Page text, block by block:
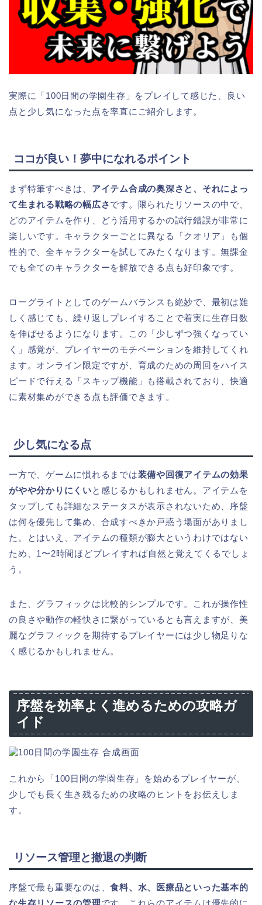
実際に「100日間の学園生存」をプレイして感じた、良い
点と少し気になった点を率直にご紹介します。
ココが良い！夢中になれるポイント
まず特筆すべきは、 アイテム合成の奥深さと、それによっ
て生まれる戦略の幅広さです。限られたリソースの中で、
どのアイテムを作り、どう活用するかの試行錯誤が非常に
楽しいです。キャラクターごとに異なる「クオリア」も個
性的で、全キャラクターを試してみたくなります。無課金
でも全てのキャラクターを解放できる点も好印象です。
ローグライトとしてのゲームバランスも絶妙で、最初は難
しく感じても、繰り返しプレイすることで着実に生存日数
を伸ばせるようになります。この「少しずつ強くなってい
く」感覚が、プレイヤーのモチベーションを維持してくれ
ます。オンライン限定ですが、育成のための周回をハイス
ピードで行える「スキップ機能」も搭載されており、快適
に素材集めができる点も評価できます。
少し気になる点
一方で、ゲームに慣れるまでは装備や回復アイテムの効果
がやや分かりにくいと感じるかもしれません。アイテムを
タップしても詳細なステータスが表示されないため、序盤
は何を優先して集め、合成すべきか戸惑う場面がありまし
た。とはいえ、アイテムの種類が膨大というわけではない
ため、1〜2時間ほどプレイすれば自然と覚えてくるでしょ
う。
また、グラフィックは比較的シンプルです。これが操作性
の良さや動作の軽快さに繋がっているとも言えますが、美
麗なグラフィックを期待するプレイヤーには少し物足りな
く感じるかもしれません。
序盤を効率よく進めるための攻略ガ
イド
これから「100日間の学園生存」を始めるプレイヤーが、
少しでも長く生き残るための攻略のヒントをお伝えしま
す。
リソース管理と撤退の判断
序盤で最も重要なのは、食料、水、医療品といった基本的